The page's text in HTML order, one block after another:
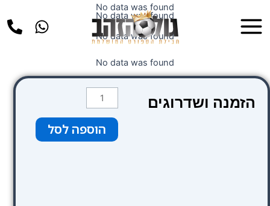
לתוכן
Menu
No data was found
No data was found
No data was found
No data was found
הזמנה ושדרוגים
כמות
של
טרולי
עד
הוספה לסל